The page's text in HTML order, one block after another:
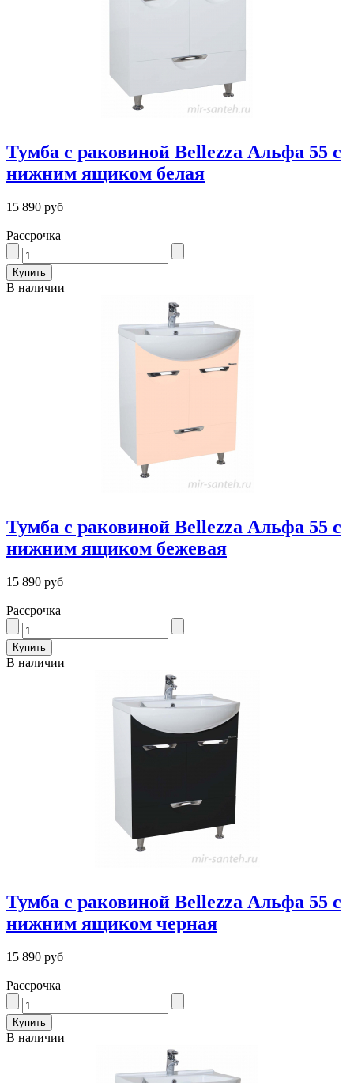
Тумба с раковиной Bellezza Альфа 55 с
нижним ящиком белая
15 890 руб
Рассрочка
В наличии
Тумба с раковиной Bellezza Альфа 55 с
нижним ящиком бежевая
15 890 руб
Рассрочка
В наличии
Тумба с раковиной Bellezza Альфа 55 с
нижним ящиком черная
15 890 руб
Рассрочка
В наличии